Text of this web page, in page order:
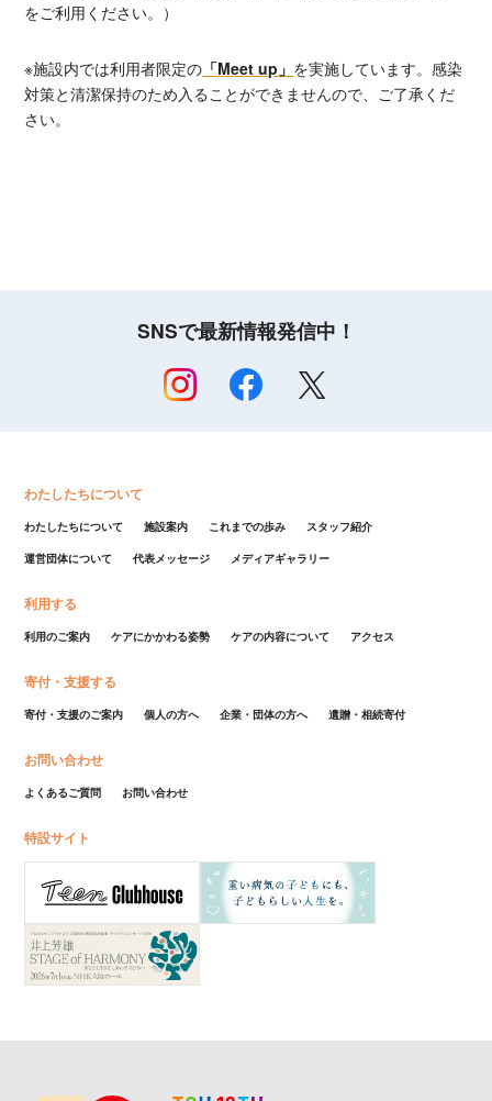
をご利用ください。）
※施設内では利用者限定の 「Meet up」 を実施しています。感染
対策と清潔保持のため入ることができませんので、ご了承くだ
さい。
SNSで最新情報発信中！
わたしたちについて
わたしたちについて 施設案内 これまでの歩み スタッフ紹介
運営団体について 代表メッセージ メディアギャラリー
利用する
利用のご案内 ケアにかかわる姿勢 ケアの内容について アクセス
寄付・支援する
寄付・支援のご案内 個人の方へ 企業・団体の方へ 遺贈・相続寄付
お問い合わせ
よくあるご質問 お問い合わせ
特設サイト